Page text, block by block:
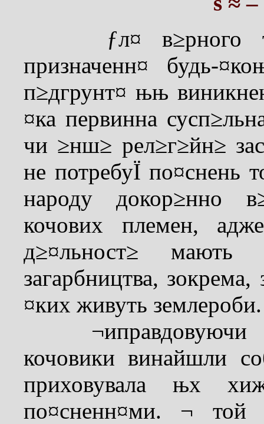
ƒл¤ в≥рного та
призначенн¤ будь-
п≥дгрунт¤ њњ
¤ка первинна
чи ≥нш≥ рел≥г≥йн≥
не потребуЇ по¤снень
народу докор≥нно
кочових племен,
д≥¤льност≥ мають
загарбництва,
¤ких живуть землероби.
¬иправдовуючи
кочовики винайшли
приховувала њх
по¤сненн¤ми. ¬ той